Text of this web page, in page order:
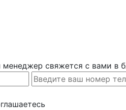
менеджер свяжется с вами в